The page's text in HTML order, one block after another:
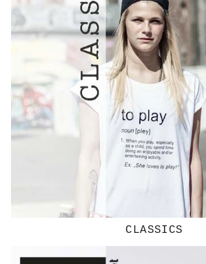
CLASSICS